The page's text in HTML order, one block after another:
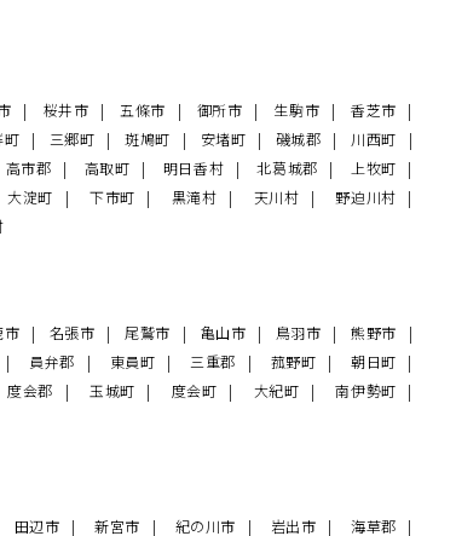
桜井市 五條市 御所市 生駒市
香芝市
町 三郷町 斑鳩町 安堵町 磯城郡
川西町
高市郡 高取町 明日香村 北葛城郡
上牧町
大淀町 下市町 黒滝村 天川村
野迫川村
市 名張市 尾鷲市 亀山市 鳥羽市
熊野市
員弁郡 東員町 三重郡 菰野町
朝日町
度会郡 玉城町 度会町 大紀町
南伊勢町
田辺市 新宮市 紀の川市 岩出市 海草郡